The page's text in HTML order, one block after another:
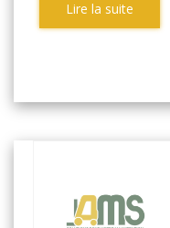
Lire la suite